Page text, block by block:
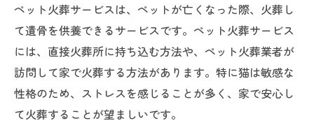
ペット火葬サービスは、ペットが亡くなった際、火葬し
て遺骨を供養できるサービスです。ペット火葬サービス
には、直接火葬所に持ち込む方法や、ペット火葬業者が
訪問して家で火葬する方法があります。特に猫は敏感な
性格のため、ストレスを感じることが多く、家で安心し
て火葬することが望ましいです。